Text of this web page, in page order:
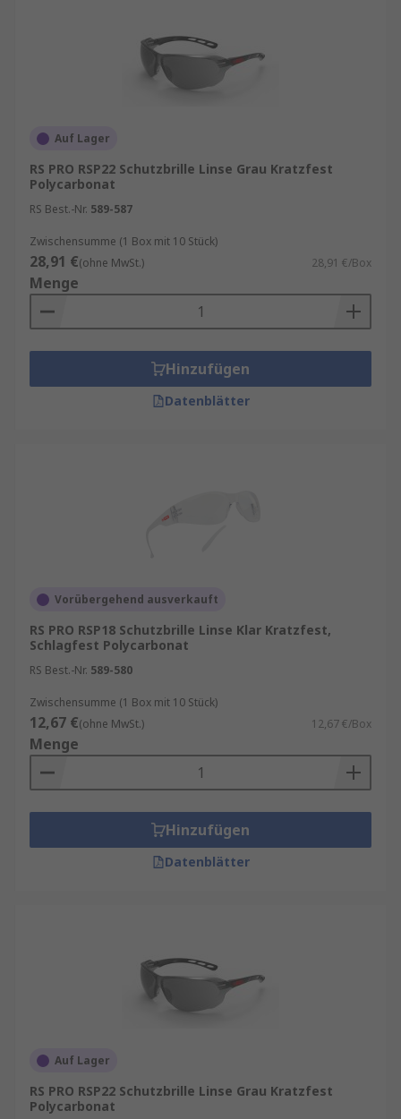
Auf Lager
RS PRO RSP22 Schutzbrille Linse Grau Kratzfest
Polycarbonat
RS Best.-Nr. 589-587
Zwischensumme (1 Box mit 10 Stück)
28,91 €(ohne MwSt.) 28,91 €/Box
Menge
Hinzufügen
Datenblätter
Vorübergehend ausverkauft
RS PRO RSP18 Schutzbrille Linse Klar Kratzfest,
Schlagfest Polycarbonat
RS Best.-Nr. 589-580
Zwischensumme (1 Box mit 10 Stück)
12,67 €(ohne MwSt.) 12,67 €/Box
Menge
Hinzufügen
Datenblätter
Auf Lager
RS PRO RSP22 Schutzbrille Linse Grau Kratzfest
Polycarbonat